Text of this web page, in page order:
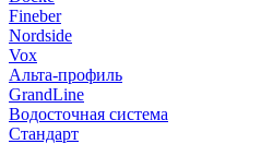
Fineber
Nordside
Vox
Альта-профиль
GrandLine
Водосточная система
Стандарт